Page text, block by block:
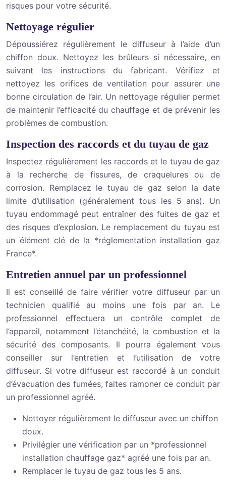
risques pour votre sécurité.
Nettoyage régulier
Dépoussiérez régulièrement le diffuseur à l’aide d’un
chiffon doux. Nettoyez les brûleurs si nécessaire, en
suivant les instructions du fabricant. Vérifiez et
nettoyez les orifices de ventilation pour assurer une
bonne circulation de l’air. Un nettoyage régulier permet
de maintenir l’efficacité du chauffage et de prévenir les
problèmes de combustion.
Inspection des raccords et du tuyau de gaz
Inspectez régulièrement les raccords et le tuyau de gaz
à la recherche de fissures, de craquelures ou de
corrosion. Remplacez le tuyau de gaz selon la date
limite d’utilisation (généralement tous les 5 ans). Un
tuyau endommagé peut entraîner des fuites de gaz et
des risques d’explosion. Le remplacement du tuyau est
un élément clé de la *réglementation installation gaz
France*.
Entretien annuel par un professionnel
Il est conseillé de faire vérifier votre diffuseur par un
technicien qualifié au moins une fois par an. Le
professionnel effectuera un contrôle complet de
l’appareil, notamment l’étanchéité, la combustion et la
sécurité des composants. Il pourra également vous
conseiller sur l’entretien et l’utilisation de votre
diffuseur. Si votre diffuseur est raccordé à un conduit
d’évacuation des fumées, faites ramoner ce conduit par
un professionnel agréé.
Nettoyer régulièrement le diffuseur avec un chiffon
doux.
Privilégier une vérification par un *professionnel
installation chauffage gaz* agréé une fois par an.
Remplacer le tuyau de gaz tous les 5 ans.